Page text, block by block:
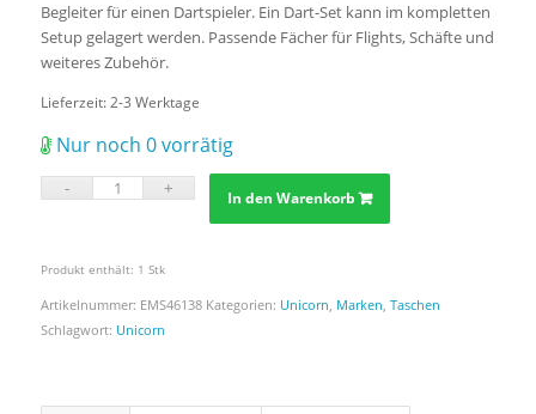
Begleiter für einen Dartspieler. Ein Dart-Set kann im kompletten
Setup gelagert werden. Passende Fächer für Flights, Schäfte und
weiteres Zubehör.
Lieferzeit: 2-3 Werktage
Nur noch 0 vorrätig
In den Warenkorb
Produkt enthält: 1 Stk
Artikelnummer: EMS46138 Kategorien: Unicorn, Marken, Taschen
Schlagwort: Unicorn